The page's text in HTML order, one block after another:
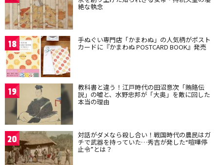
絶な執念
18 手ぬぐい専門店「かまわぬ」の人気柄がポスト
カードに『かまわぬ POSTCARD BOOK』発売
19 教科書と違う！江戸時代の田沼意次「賄賂伝
説」の嘘と、水野忠邦が「大奥」を敵に回した
本当の理由
20 対話がダメなら殺し合い！戦国時代の農民はガ
チで武器を持っていた…秀吉が発した“喧嘩停
止令”とは？